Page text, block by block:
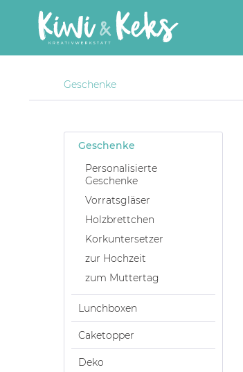
Geschenke
Geschenke
Personalisierte
Geschenke
Vorratsgläser
Holzbrettchen
Korkuntersetzer
zur Hochzeit
zum Muttertag
Lunchboxen
Caketopper
Deko